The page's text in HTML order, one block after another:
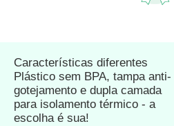
Características diferentes
Plástico sem BPA, tampa anti-
gotejamento e dupla camada
para isolamento térmico - a
escolha é sua!